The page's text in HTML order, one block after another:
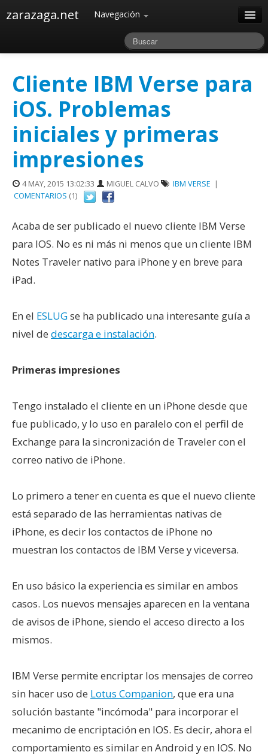
zarazaga.net Navegación
Archivos
Cliente IBM Verse para
iOS. Problemas
iniciales y primeras
impresiones
4 MAY, 2015 13:02:33 MIGUEL CALVO IBM VERSE |
COMENTARIOS (1)
Acaba de ser publicado el nuevo cliente IBM Verse
para IOS. No es ni más ni menos que un cliente IBM
Notes Traveler nativo para iPhone y en breve para
iPad.
En el ESLUGse ha publicado una interesante guía a
nivel de descarga e instalación.
Primeras impresiones
Tengo instalado el cliente en un iPhone desde que
fue publicado, y lo uso en paralelo con el perfil de
Exchange para la sincronización de Traveler con el
correo nativo de iPhone.
Lo primero a tener en cuenta es que el nuevo cliente
está separado de las herramientas nativas de
iPhone, es decir los contactos de iPhone no
muestran los contactos de IBM Verse y viceversa.
En uso básico la experiencia es similar en ambos
casos. Los nuevos mensajes aparecen en la ventana
de avisos de iPhone, siendo el acceso directo a los
mismos.
IBM Verse permite encriptar los mensajes de correo
sin hacer uso de Lotus Companion, que era una
solución bastante "incómoda" para incorporar el
mecanimo de encriptación en IOS. Es decir, ahora el
comportamiento es similar en Android y en IOS. No